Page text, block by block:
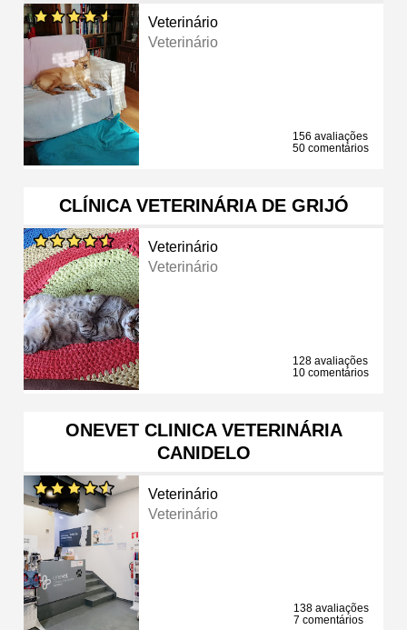
Veterinário
Veterinário
156 avaliações
50 comentários
CLÍNICA VETERINÁRIA DE GRIJÓ
Veterinário
Veterinário
128 avaliações
10 comentários
ONEVET CLINICA VETERINÁRIA
CANIDELO
Veterinário
Veterinário
138 avaliações
7 comentários